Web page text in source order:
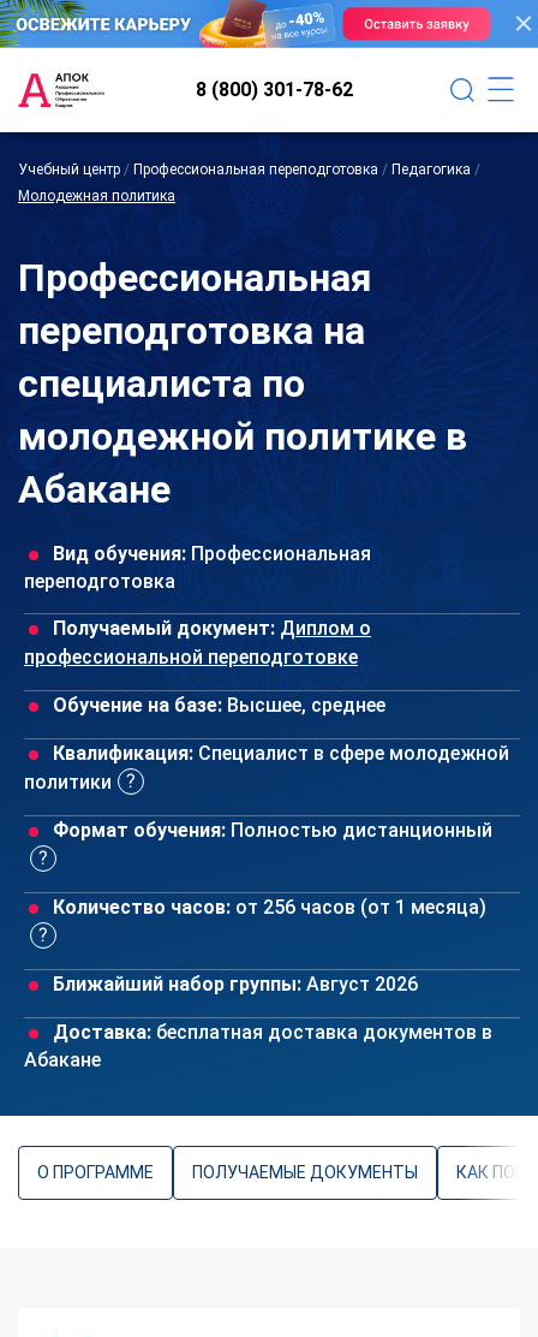
8 (800) 301-78-62
Учебный центр / Профессиональная переподготовка / Педагогика /
Молодежная политика
Профессиональная
переподготовка на
специалиста по
молодежной политике в
Абакане
Вид обучения: Профессиональная
переподготовка
Получаемый документ: Диплом о
профессиональной переподготовке
Обучение на базе: Высшее, среднее
Квалификация: Специалист в сфере молодежной
политики
Формат обучения: Полностью дистанционный
Количество часов: от 256 часов (от 1 месяца)
Ближайший набор группы: Август 2026
Доставка: бесплатная доставка документов в
Абакане
О ПРОГРАММЕ ПОЛУЧАЕМЫЕ ДОКУМЕНТЫ КАК